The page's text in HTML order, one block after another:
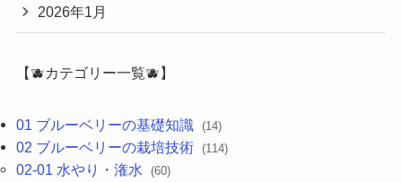
2026年1月
【🫐カテゴリー一覧🫐】
01 ブルーベリーの基礎知識 (14)
02 ブルーベリーの栽培技術 (114)
02-01 水やり・潅水 (60)